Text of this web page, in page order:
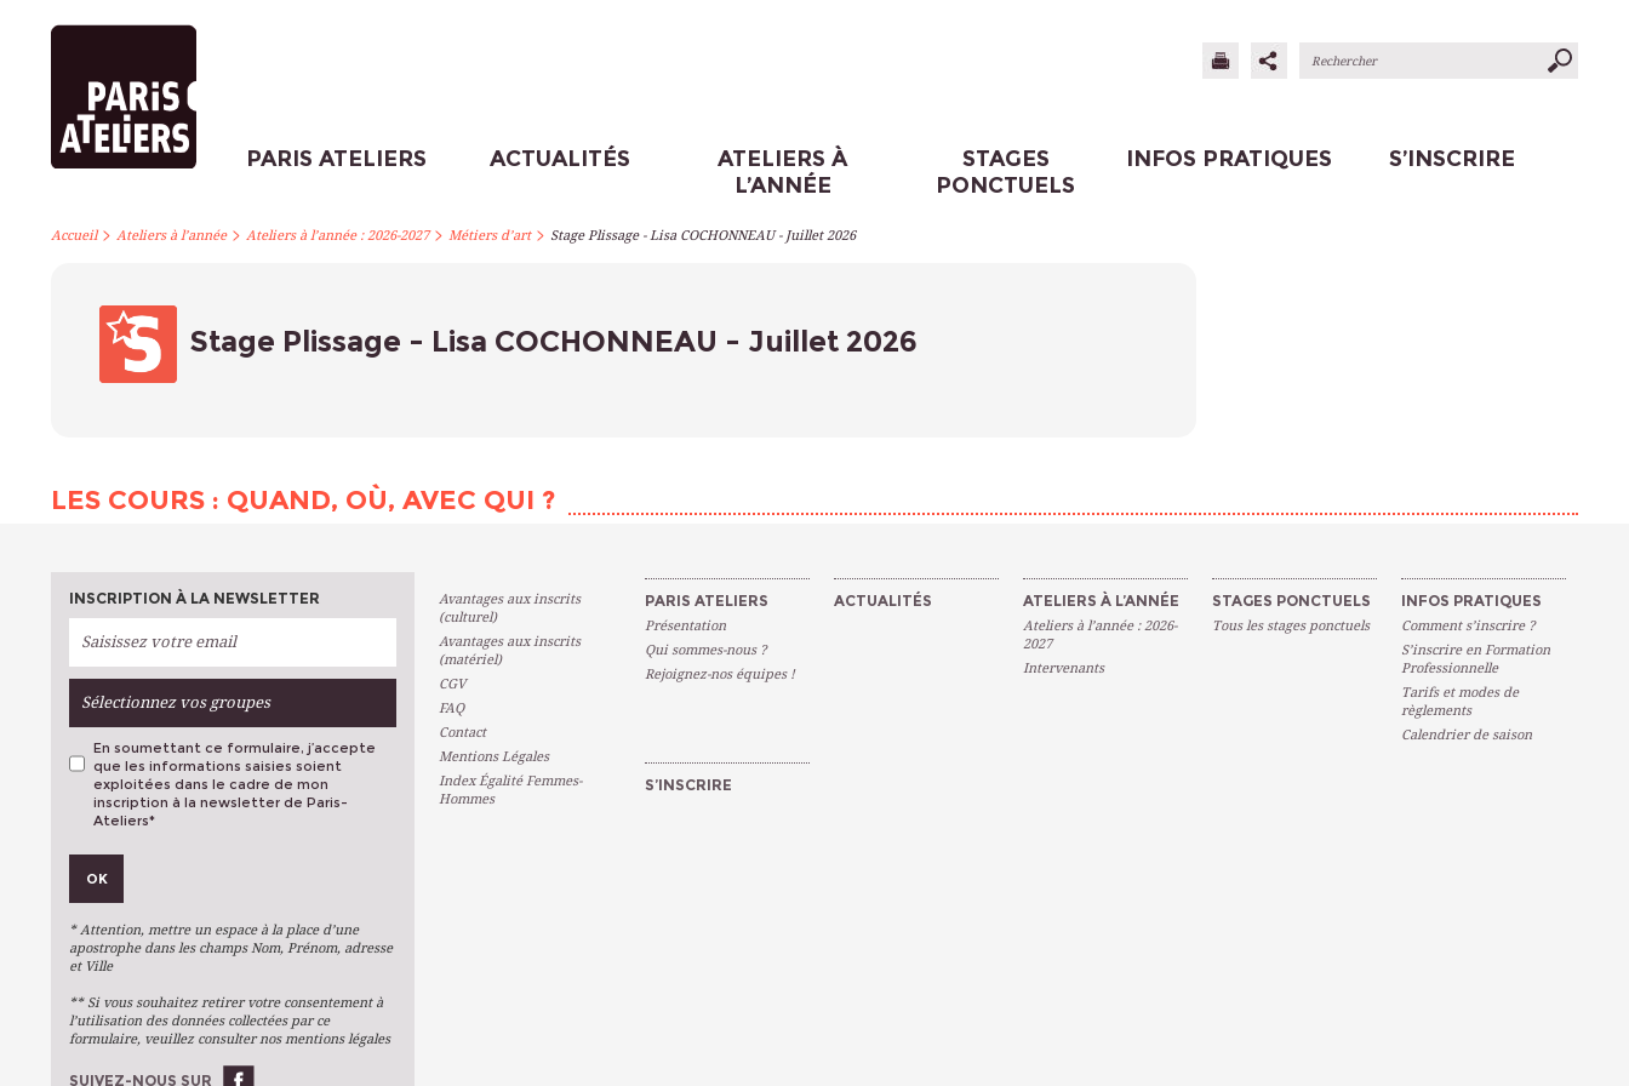
PARIS ATELIERS ACTUALITÉS
ATELIERS À
L’ANNÉE
STAGES
PONCTUELS
INFOS PRATIQUES S’INSCRIRE
Accueil> Ateliers à l’année> Ateliers à l’année : 2026-2027> Métiers d’art> Stage Plissage - Lisa COCHONNEAU - Juillet 2026
Stage Plissage - Lisa COCHONNEAU - Juillet 2026
LES COURS : QUAND, OÙ, AVEC QUI ?
INSCRIPTION À LA NEWSLETTER
Sélectionnez vos groupes
Métiers D'art
Arts Du Texte
Stages Ponctuels
Ateliers À L'année
En soumettant ce formulaire, j’accepte
que les informations saisies soient
exploitées dans le cadre de mon
inscription à la newsletter de Paris-
Ateliers*
OK
* Attention, mettre un espace à la place d’une
apostrophe dans les champs Nom, Prénom, adresse
et Ville
** Si vous souhaitez retirer votre consentement à
l’utilisation des données collectées par ce
formulaire, veuillez consulter nos mentions légales
SUIVEZ-NOUS SUR
Avantages aux inscrits
(culturel)
Avantages aux inscrits
(matériel)
CGV
FAQ
Contact
Mentions Légales
Index Égalité Femmes-
Hommes
PARIS ATELIERS
Présentation
Qui sommes-nous ?
Rejoignez-nos équipes !
ACTUALITÉS ATELIERS À L’ANNÉE
Ateliers à l’année : 2026-
2027
Intervenants
STAGES PONCTUELS
Tous les stages ponctuels
INFOS PRATIQUES
Comment s’inscrire ?
S’inscrire en Formation
Professionnelle
Tarifs et modes de
règlements
Calendrier de saison
S’INSCRIRE